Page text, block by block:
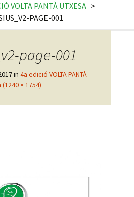
VOLTA PANTÀ UTXESA >
PAGE-001
page-001
in 4a edició VOLTA PANTÀ
× 1754)